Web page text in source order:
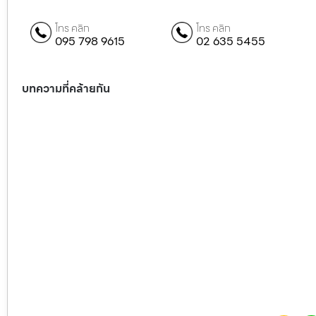
โทร คลิก
095 798 9615
โทร คลิก
02 635 5455
บทความที่คล้ายกัน